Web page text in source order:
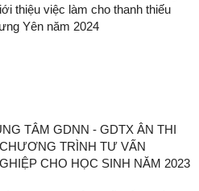
thiệu việc làm cho thanh thiếu
Yên năm 2024
TÂM GDNN - GDTX ÂN THI
TRÌNH TƯ VẤN
CHO HỌC SINH NĂM 2023